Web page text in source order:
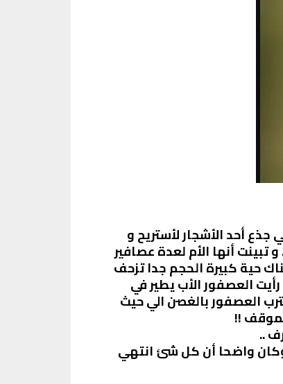
أحد الأشجار لأستريح و
أنها الأم لعدة عصافير
حية كبيرة الحجم جدا تزحف
العصفور الأب يطير في
العصفور بالغصن الي حيث
!!
..
واضحا أن كل شئ انتهي